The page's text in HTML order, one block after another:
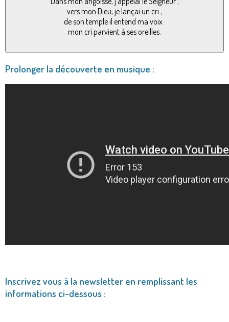
vers mon Dieu, je lançai un cri ;
de son temple il entend ma voix :
mon cri parvient à ses oreilles.
Prolonger la découverte en musique :
Inscrivez vous à la newsletter en remplissant les
informations ci-dessous :